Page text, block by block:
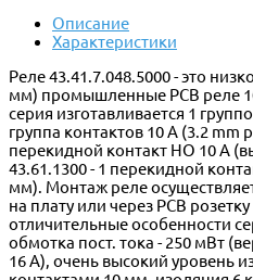
Описание
Характеристики
Реле 43.41.7.048.5000 - это
мм) промышленные PCB реле
серия изготавливается 1
группа контактов 10 A (3.2 mm
перекидной контакт НО 10 A
43.61.1300 - 1 перекидной
мм). Монтаж реле
на плату или через PCB
отличительные особенности
обмотка пост. тока - 250 мВт
16 A), очень высокий уровень